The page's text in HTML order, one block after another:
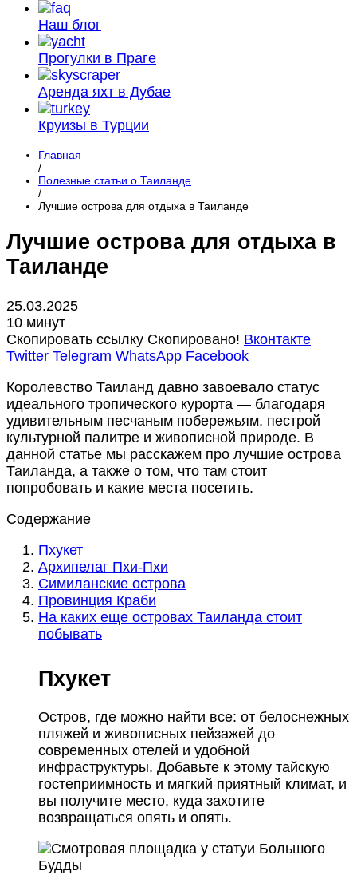
Наш блог
Прогулки в Праге
Аренда яхт в Дубае
Круизы в Турции
Главная
/
Полезные статьи о Таиланде
/
Лучшие острова для отдыха в Таиланде
Лучшие острова для отдыха в
Таиланде
25.03.2025
10 минут
Скопировать ссылку Скопировано! Вконтакте
Twitter Telegram WhatsApp Facebook
Королевство Таиланд давно завоевало статус
идеального тропического курорта — благодаря
удивительным песчаным побережьям, пестрой
культурной палитре и живописной природе. В
данной статье мы расскажем про лучшие острова
Таиланда, а также о том, что там стоит
попробовать и какие места посетить.
Содержание
Пхукет
Архипелаг Пхи-Пхи
Симиланские острова
Провинция Краби
На каких еще островах Таиланда стоит
побывать
Пхукет
Остров, где можно найти все: от белоснежных
пляжей и живописных пейзажей до
современных отелей и удобной
инфраструктуры. Добавьте к этому тайскую
гостеприимность и мягкий приятный климат, и
вы получите место, куда захотите
возвращаться опять и опять.